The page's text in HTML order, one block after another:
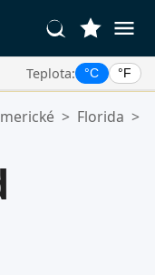
Teplota: °C °F
> Florida >